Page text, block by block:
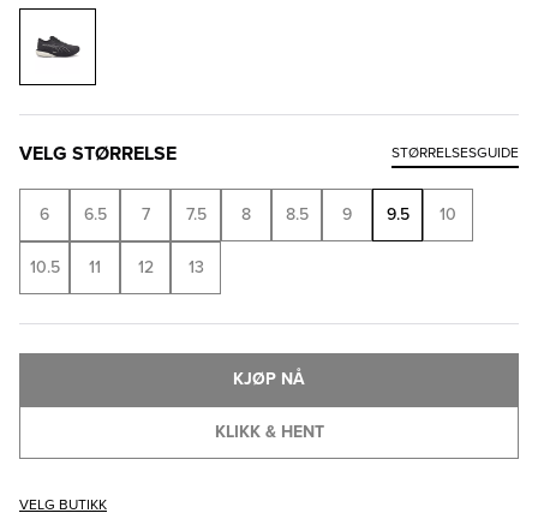
VELG STØRRELSE STØRRELSESGUIDE
6 6.5 7 7.5 8 8.5 9 9.5 10
10.5 11 12 13
KLIKK & HENT
KJØP NÅ
VELG BUTIKK